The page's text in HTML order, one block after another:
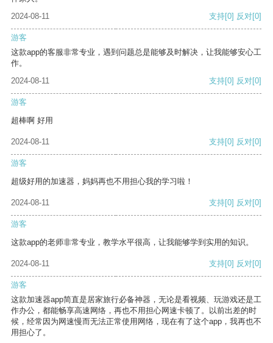
2024-08-11
支持[0] 反对[0]
游客
这款app的客服非常专业，遇到问题总是能够及时解决，让我能够安心工
作。
2024-08-11
支持[0] 反对[0]
游客
超棒啊 好用
2024-08-11 支持[0] 反对[0]
游客
超级好用的加速器，妈妈再也不用担心我的学习啦！
2024-08-11 支持[0] 反对[0]
游客
这款app的老师非常专业，教学水平很高，让我能够学到实用的知识。
2024-08-11 支持[0] 反对[0]
游客
这款加速器app简直是居家旅行必备神器，无论是看视频、玩游戏还是工
作办公，都能畅享高速网络，再也不用担心网速卡顿了。以前出差的时
候，经常因为网速慢而无法正常使用网络，现在有了这个app，我再也不
用担心了。